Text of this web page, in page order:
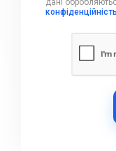
дані
конфіденційність